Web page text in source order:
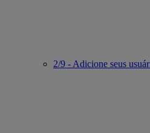
2/9 - Adicione seus